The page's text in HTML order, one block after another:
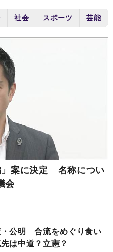
社会 スポーツ 芸能
案に決定 名称につい
会
・公明 合流をめぐり食い
は中道？立憲？